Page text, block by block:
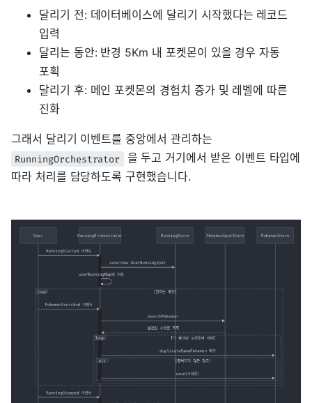
달리기 전: 데이터베이스에 달리기 시작했다는 레코드
입력
달리는 동안: 반경 5Km 내 포켓몬이 있을 경우 자동
포획
달리기 후: 메인 포켓몬의 경험치 증가 및 레벨에 따른
진화
그래서 달리기 이벤트를 중앙에서 관리하는
RunningOrchestrator
을 두고 거기에서 받은 이벤트 타입에
따라 처리를 담당하도록 구현했습니다.